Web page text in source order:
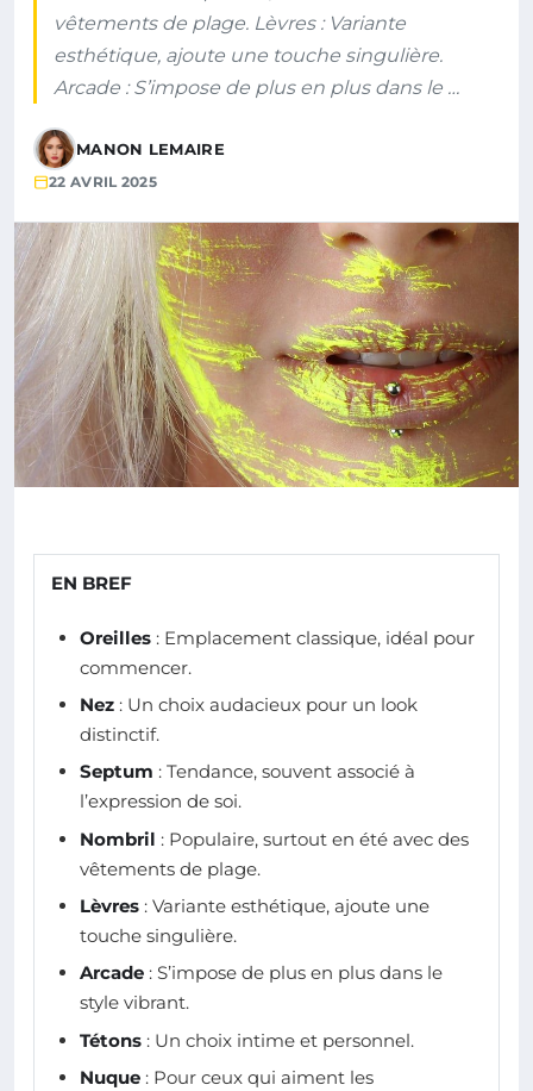
vêtements de plage. Lèvres : Variante
esthétique, ajoute une touche singulière.
Arcade : S’impose de plus en plus dans le …
MANON LEMAIRE
22 AVRIL 2025
EN BREF
Oreilles : Emplacement classique, idéal pour
commencer.
Nez : Un choix audacieux pour un look
distinctif.
Septum : Tendance, souvent associé à
l’expression de soi.
Nombril : Populaire, surtout en été avec des
vêtements de plage.
Lèvres : Variante esthétique, ajoute une
touche singulière.
Arcade : S’impose de plus en plus dans le
style vibrant.
Tétons : Un choix intime et personnel.
Nuque : Pour ceux qui aiment les